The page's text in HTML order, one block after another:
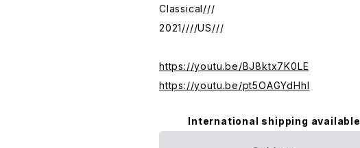
Classical///
2021////US///
https://youtu.be/BJ8ktx7K0LE
https://youtu.be/pt5OAGYdHhI
International shipping available